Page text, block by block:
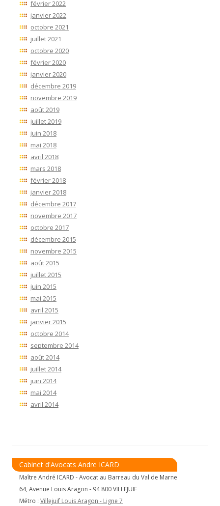
février 2022
janvier 2022
octobre 2021
juillet 2021
octobre 2020
février 2020
janvier 2020
décembre 2019
novembre 2019
août 2019
juillet 2019
juin 2018
mai 2018
avril 2018
mars 2018
février 2018
janvier 2018
décembre 2017
novembre 2017
octobre 2017
décembre 2015
novembre 2015
août 2015
juillet 2015
juin 2015
mai 2015
avril 2015
janvier 2015
octobre 2014
septembre 2014
août 2014
juillet 2014
juin 2014
mai 2014
avril 2014
Cabinet d'Avocats Andre ICARD
Maître André ICARD - Avocat au Barreau du Val de Marne
64, Avenue Louis Aragon - 94 800 VILLEJUIF
Métro : Villejuif Louis Aragon - Ligne 7